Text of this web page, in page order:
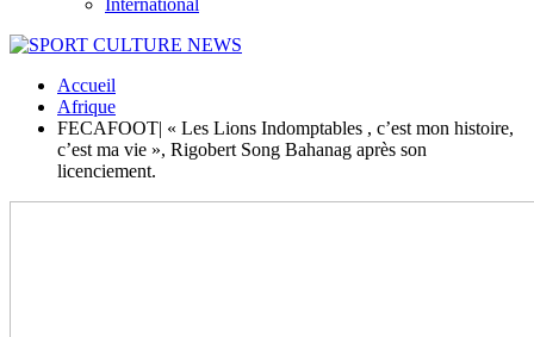
International
Accueil
Afrique
FECAFOOT| « Les Lions Indomptables , c’est mon histoire,
c’est ma vie », Rigobert Song Bahanag après son
licenciement.